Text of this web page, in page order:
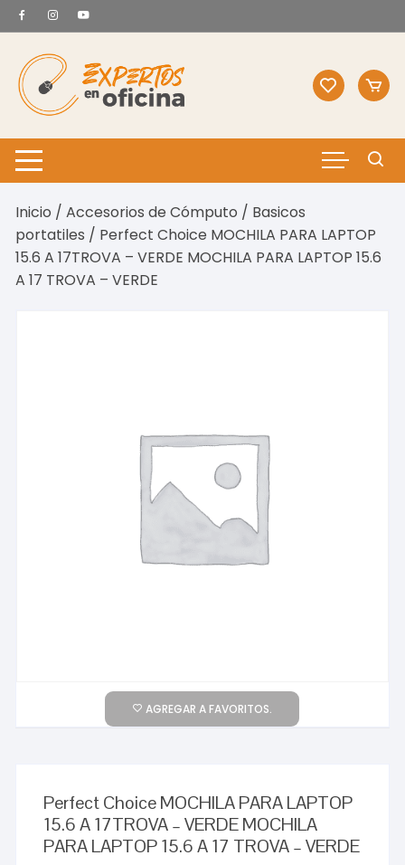
Saltar
al
contenido
Inicio /Accesorios de Cómputo / Basicos
portatiles / Perfect Choice MOCHILA PARA LAPTOP
15.6 A 17TROVA – VERDE MOCHILA PARA LAPTOP 15.6
A 17 TROVA – VERDE
AGREGAR A FAVORITOS.
Perfect Choice MOCHILA PARA LAPTOP
15.6 A 17TROVA – VERDE MOCHILA
PARA LAPTOP 15.6 A 17 TROVA – VERDE